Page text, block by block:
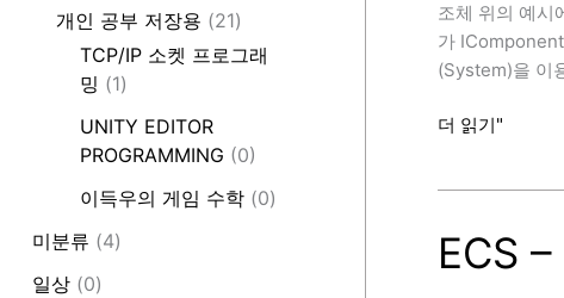
개인 공부 저장용 (21)
TCP/IP 소켓 프로그래
밍 (1)
UNITY EDITOR
PROGRAMMING (0)
이득우의 게임 수학(0)
미분류 (4)
일상(0)
조체 위의 예
가
(System)을 이
ECS
(1)
더 읽기"
ECS